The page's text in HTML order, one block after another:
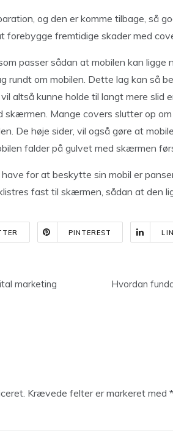
og den er komme tilbage, så
forebygge fremtidige skader med
passer sådan at mobilen kan ligge
rundt om mobilen. Dette lag kan så
altså kunne holde til langt mere slid
skærmen. Mange covers slutter op
De høje sider, vil også gøre at
falder på gulvet med skærmen
for at beskytte sin mobil er
fast til skærmen, sådan at den
PINTEREST
marketing
Hvordan
Krævede felter er markeret med *